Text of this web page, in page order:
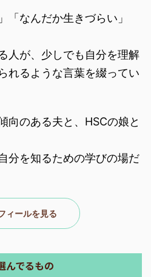
「なんだか生きづらい」
人が、少しでも自分を理解
れるような言葉を綴ってい
向のある夫と、HSCの娘と
分を知るための学びの場だ
ィールを見る
んでるもの